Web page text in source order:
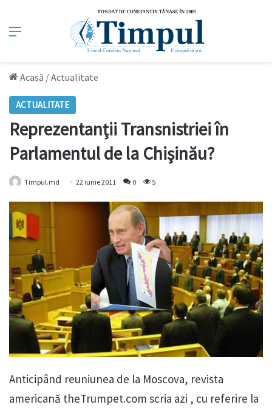
Meniu
Acasă /Actualitate
ACTUALITATE
Reprezentanţii Transnistriei în
Parlamentul de la Chişinău?
Timpul.md 22 iunie 2011 0 5
Anticipând reuniunea de la Moscova, revista
americană theTrumpet.com scria azi , cu referire la